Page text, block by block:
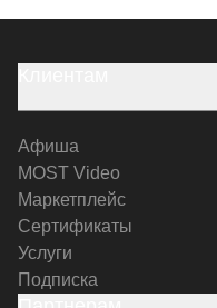
Афиша
MOST Video
Маркетплейс
Сертификаты
Услуги
Подписка